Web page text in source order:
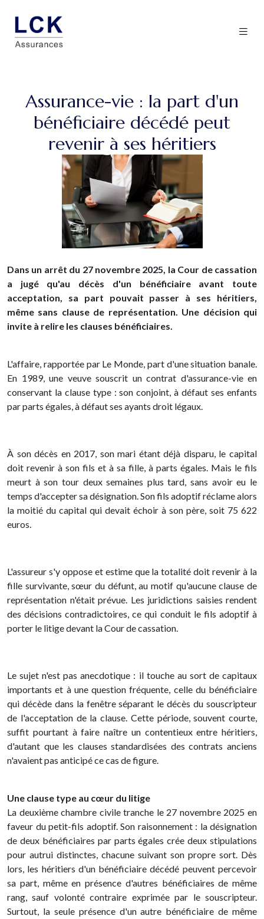
Assurance-vie : la part d'un
bénéficiaire décédé peut
revenir à ses héritiers
Dans un arrêt du 27 novembre 2025, la Cour de cassation
a jugé qu'au décès d'un bénéficiaire avant toute
acceptation, sa part pouvait passer à ses héritiers,
même sans clause de représentation. Une décision qui
invite à relire les clauses bénéficiaires.
L'affaire, rapportée par Le Monde, part d'une situation banale.
En 1989, une veuve souscrit un contrat d'assurance-vie en
conservant la clause type : son conjoint, à défaut ses enfants
par parts égales, à défaut ses ayants droit légaux.
À son décès en 2017, son mari étant déjà disparu, le capital
doit revenir à son fils et à sa fille, à parts égales. Mais le fils
meurt à son tour deux semaines plus tard, sans avoir eu le
temps d'accepter sa désignation. Son fils adoptif réclame alors
la moitié du capital qui devait échoir à son père, soit 75 622
euros.
L'assureur s'y oppose et estime que la totalité doit revenir à la
fille survivante, sœur du défunt, au motif qu'aucune clause de
représentation n'était prévue. Les juridictions saisies rendent
des décisions contradictoires, ce qui conduit le fils adoptif à
porter le litige devant la Cour de cassation.
Le sujet n'est pas anecdotique : il touche au sort de capitaux
importants et à une question fréquente, celle du bénéficiaire
qui décède dans la fenêtre séparant le décès du souscripteur
de l'acceptation de la clause. Cette période, souvent courte,
suffit pourtant à faire naître un contentieux entre héritiers,
d'autant que les clauses standardisées des contrats anciens
n'avaient pas anticipé ce cas de figure.
Une clause type au cœur du litige
La deuxième chambre civile tranche le 27 novembre 2025 en
faveur du petit-fils adoptif. Son raisonnement : la désignation
de deux bénéficiaires par parts égales crée deux stipulations
pour autrui distinctes, chacune suivant son propre sort. Dès
lors, les héritiers d'un bénéficiaire décédé peuvent percevoir
sa part, même en présence d'autres bénéficiaires de même
rang, sauf volonté contraire exprimée par le souscripteur.
Surtout, la seule présence d'un autre bénéficiaire de même